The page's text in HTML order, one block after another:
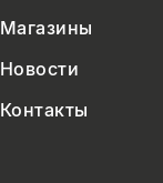
Магазины
Новости
Контакты